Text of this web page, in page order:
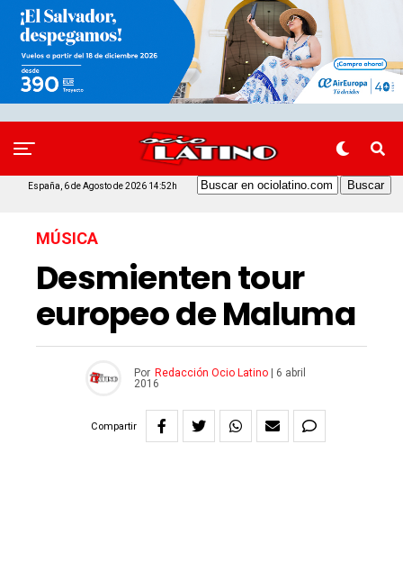
España, 6 de Agosto de 2026 14:52h
MÚSICA
Desmienten tour
europeo de Maluma
Por Redacción Ocio Latino
6 abril
2016
Compartir